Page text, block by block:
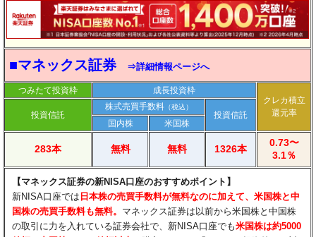
■マネックス証券 ⇒詳細情報ページへ
つみたて投資枠
成長投資枠
クレカ積立
還元率
投資信託
株式売買手数料（税込）
投資信託
国内株
米国株
283本 無料 無料 1326本
0.73〜
3.1％
【マネックス証券の新NISA口座のおすすめポイント】
新NISA口座では 日本株の売買手数料が無料なのに加えて、米国株と中
国株の売買手数料も無料。 マネックス証券は以前から米国株と中国株
の取引に力を入れている証券会社で、新NISA口座でも米国株は約5000